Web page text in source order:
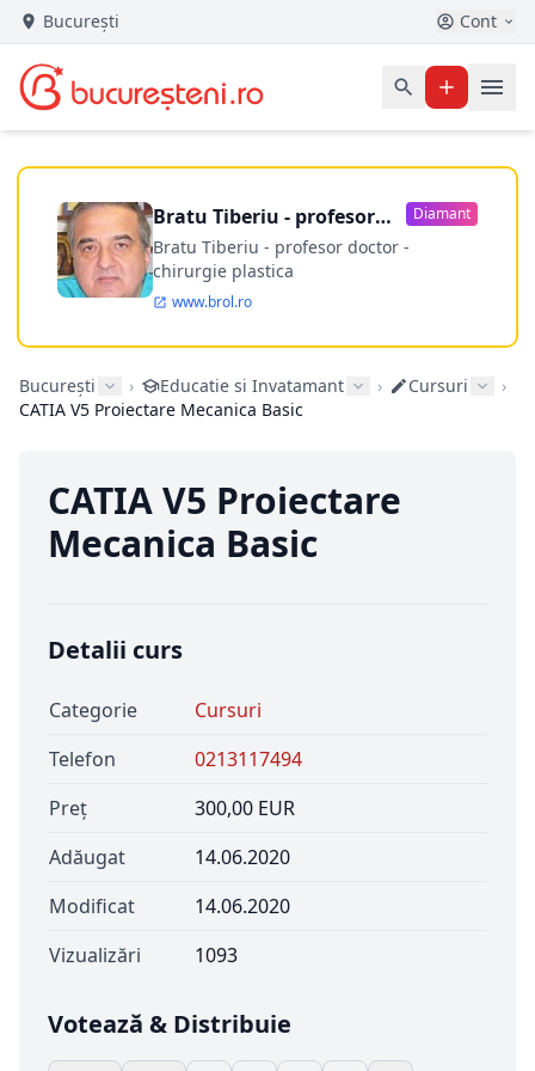
București Cont
Bratu Tiberiu - profesor
doctor
Diamant
Bratu Tiberiu - profesor doctor -
chirurgie plastica
www.brol.ro
București › Educatie si Invatamant › Cursuri
›
CATIA V5 Proiectare Mecanica Basic
CATIA V5 Proiectare
Mecanica Basic
Detalii curs
Categorie
Cursuri
Telefon
0213117494
Preț
300,00 EUR
Adăugat
14.06.2020
Modificat
14.06.2020
Vizualizări
1093
Votează & Distribuie